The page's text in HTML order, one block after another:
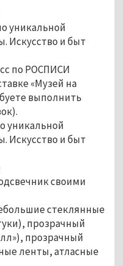
уникальной
Искусство и быт
по РОСПИСИ
«Музей на
выполнить
уникальной
Искусство и быт
своими
стеклянные
прозрачный
прозрачный
ленты, атласные